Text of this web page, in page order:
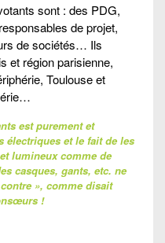
sont : des PDG,
de projet,
de sociétés… Ils
et région parisienne,
Toulouse et
est purement et
électriques et le fait de les
lumineux comme de
casques, gants, etc. ne
», comme disait
!